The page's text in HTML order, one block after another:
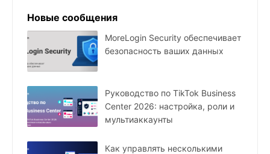
Новые сообщения
MoreLogin Security обеспечивает
безопасность ваших данных
Руководство по TikTok Business
Center 2026: настройка, роли и
мультиаккаунты
Как управлять несколькими